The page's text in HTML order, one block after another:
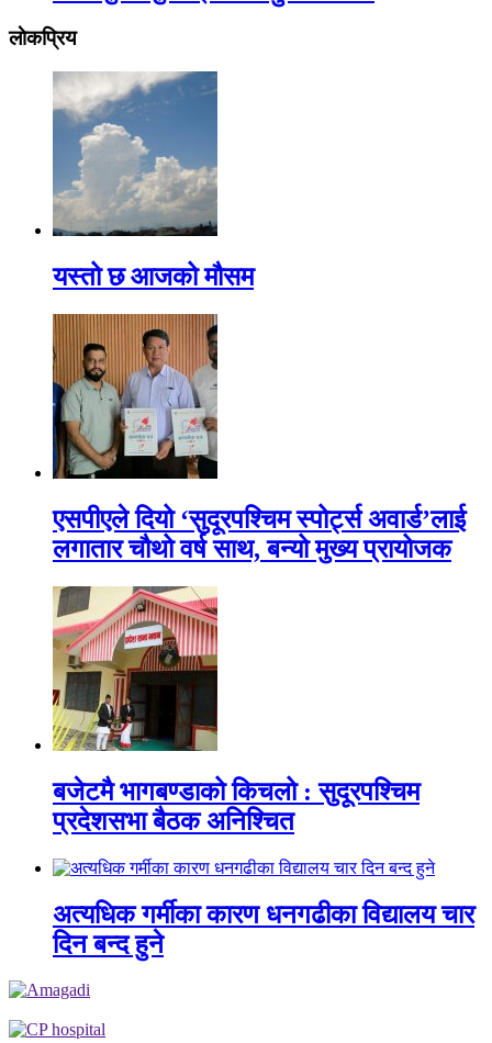
लाेकप्रिय
यस्तो छ आजको मौसम
एसपीएले दियो ‘सुदूरपश्चिम स्पोर्ट्स अवार्ड’लाई
लगातार चौथो वर्ष साथ, बन्यो मुख्य प्रायोजक
बजेटमै भागबण्डाको किचलो : सुदूरपश्चिम
प्रदेशसभा बैठक अनिश्चित
अत्यधिक गर्मीका कारण धनगढीका विद्यालय चार
दिन बन्द हुने